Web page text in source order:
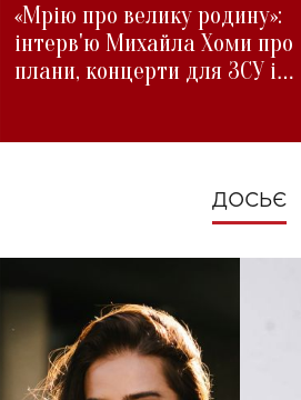
«Мрію про велику родину»:
інтерв'ю Михайла Хоми про
плани, концерти для ЗСУ і
ДОСЬЄ